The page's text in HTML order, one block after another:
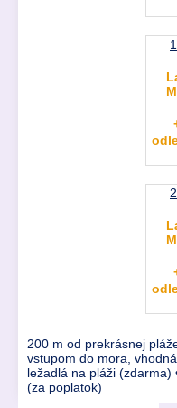
200 m od prekrásnej
vstupom do mora,
ležadlá na pláži (zdarma)
(za poplatok)